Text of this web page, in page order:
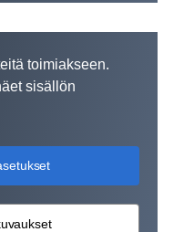
toimiakseen.
sisällön